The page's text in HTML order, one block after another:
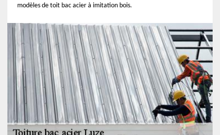
modèles de toit bac acier à imitation bois.